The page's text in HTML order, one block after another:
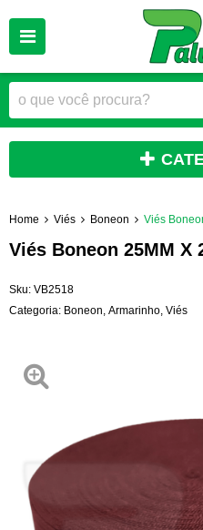
Home Viés Boneon Viés
Viés Boneon 25MM X
Sku: VB2518
Categoria: Boneon Armarinho Viés